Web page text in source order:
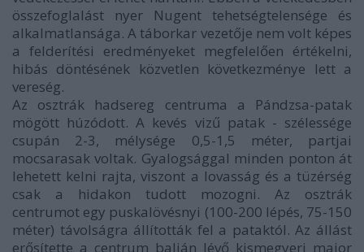
összefoglalást nyer Nugent tehetségtelensége és
alkalmatlansága. A táborkar vezetője nem volt képes
a felderítési eredményeket megfelelően értékelni,
hibás döntésének közvetlen következménye lett a
vereség.
Az osztrák hadsereg centruma a Pándzsa-patak
mögött húzódott. A kevés vizű patak - szélessége
csupán 2-3, mélysége 0,5-1,5 méter, partjai
mocsarasak voltak. Gyalogsággal minden ponton át
lehetett kelni rajta, viszont a lovasság és a tüzérség
csak a hidakon tudott mozogni. Az osztrák
centrumot egy puskalövésnyi (100-200 lépés, 75-150
méter) távolságra állították fel a pataktól. Az állást
erősítette a centrum balján lévő kismegyeri major